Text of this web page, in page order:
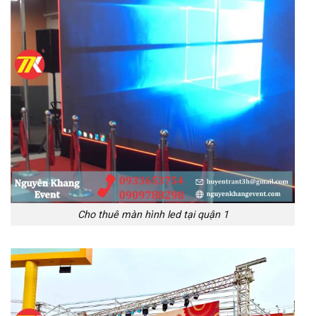
Cho thuê màn hình led tại quận 1